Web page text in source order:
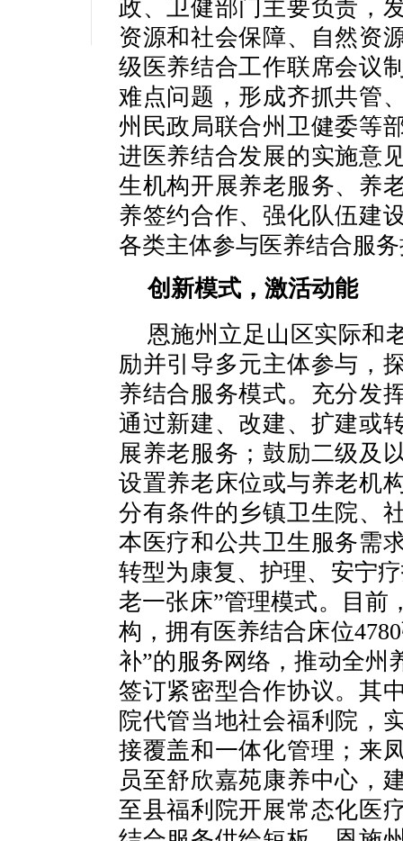
政、卫健部门主要负责，
资源和社会保障、自然资
级医养结合工作联席会议
难点问题，形成齐抓共管
州民政局联合州卫健委等
进医养结合发展的实施意
生机构开展养老服务、养
养签约合作、强化队伍建
各类主体参与医养结合服
创新模式，激活动能
恩施州立足山区实际和
励并引导多元主体参与，
养结合服务模式。充分发
通过新建、改建、扩建或
展养老服务；鼓励二级及
设置养老床位或与养老机
分有条件的乡镇卫生院、
本医疗和公共卫生服务需
转型为康复、护理、安宁
老一张床”管理模式。目前
构，拥有医养结合床位
补”的服务网络，推动全州
签订紧密型合作协议。其
院代管当地社会福利院，
接覆盖和一体化管理；来
员至舒欣嘉苑康养中心，
至县福利院开展常态化医